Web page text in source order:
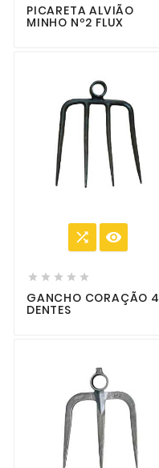
PICARETA ALVIÃO
MINHO Nº2 FLUX
 
    
GANCHO CORAÇÃO 4
DENTES